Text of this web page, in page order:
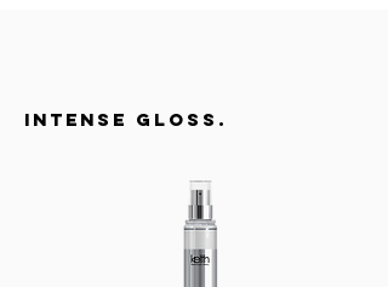
INTENSE GLOSS.